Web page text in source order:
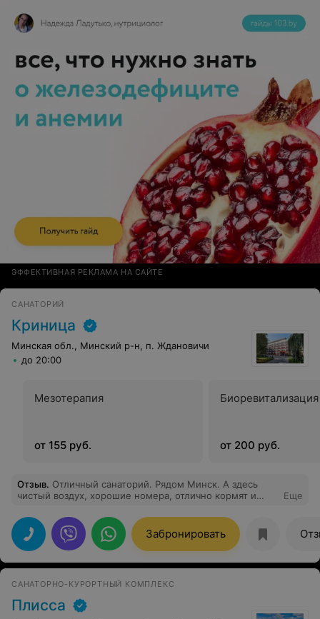
ЭФФЕКТИВНАЯ РЕКЛАМА НА САЙТЕ
САНАТОРИЙ
Криница
Минская обл., Минский р-н, п. Ждановичи
до 20:00
Мезотерапия
от 155 руб. от 200 руб.
Отзыв. Отличный санаторий. Рядом Минск. А здесь
чистый воздух, хорошие номера, отлично кормят и
Еще
Забронировать
САНАТОРНО-КУРОРТНЫЙ КОМПЛЕКС
Плисса